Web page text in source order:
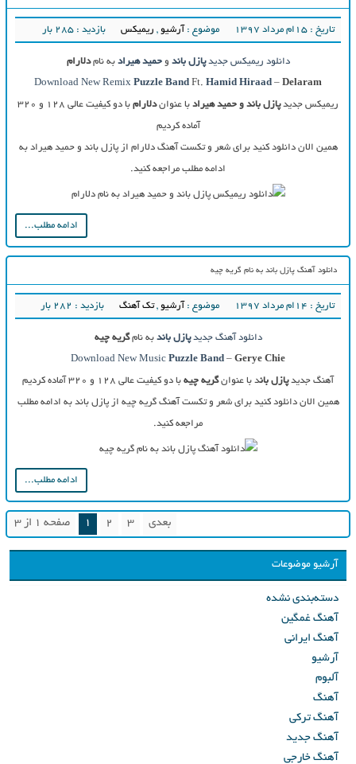
تاریخ : ۱۵ام مرداد ۱۳۹۷ موضوع : آرشیو , ریمیکس بازدید : 285 بار
دانلود ریمیکس جدید پازل باند وحمید هیراد به نامدلارام
Download New Remix Puzzle Band Ft. Hamid Hiraad – Delaram
ریمیکس جدیدپازل باند و حمید هیراد با عنواندلارام با دو کیفیت عالی ۱۲۸ و ۳۲۰
آماده کردیم
همین الان دانلود کنید برای شعر و تکست آهنگ دلارام از پازل باند و حمید هیراد به
ادامه مطلب مراجعه کنید.
ادامه مطلب...
دانلود آهنگ پازل باند به نام گریه چیه
تاریخ : ۱۴ام مرداد ۱۳۹۷ موضوع : آرشیو ,تک آهنگ بازدید : 282 بار
دانلود آهنگ جدید پازل باند به نامگریه چیه
Download New Music Puzzle Band – Gerye Chie
آهنگ جدیدپازل باند با عنوانگریه چیه با دو کیفیت عالی ۱۲۸ و ۳۲۰ آماده کردیم
همین الان دانلود کنید برای شعر و تکست آهنگ گریه چیه از پازل باند به ادامه مطلب
مراجعه کنید.
ادامه مطلب...
صفحه 1 از 3 1 2 3 بعدی
آرشیو موضوعات
دسته‌بندی نشده
آهنگ غمگین
آهنگ ایرانی
آرشیو
آلبوم
آهنگ
آهنگ ترکی
آهنگ جدید
آهنگ خارجی